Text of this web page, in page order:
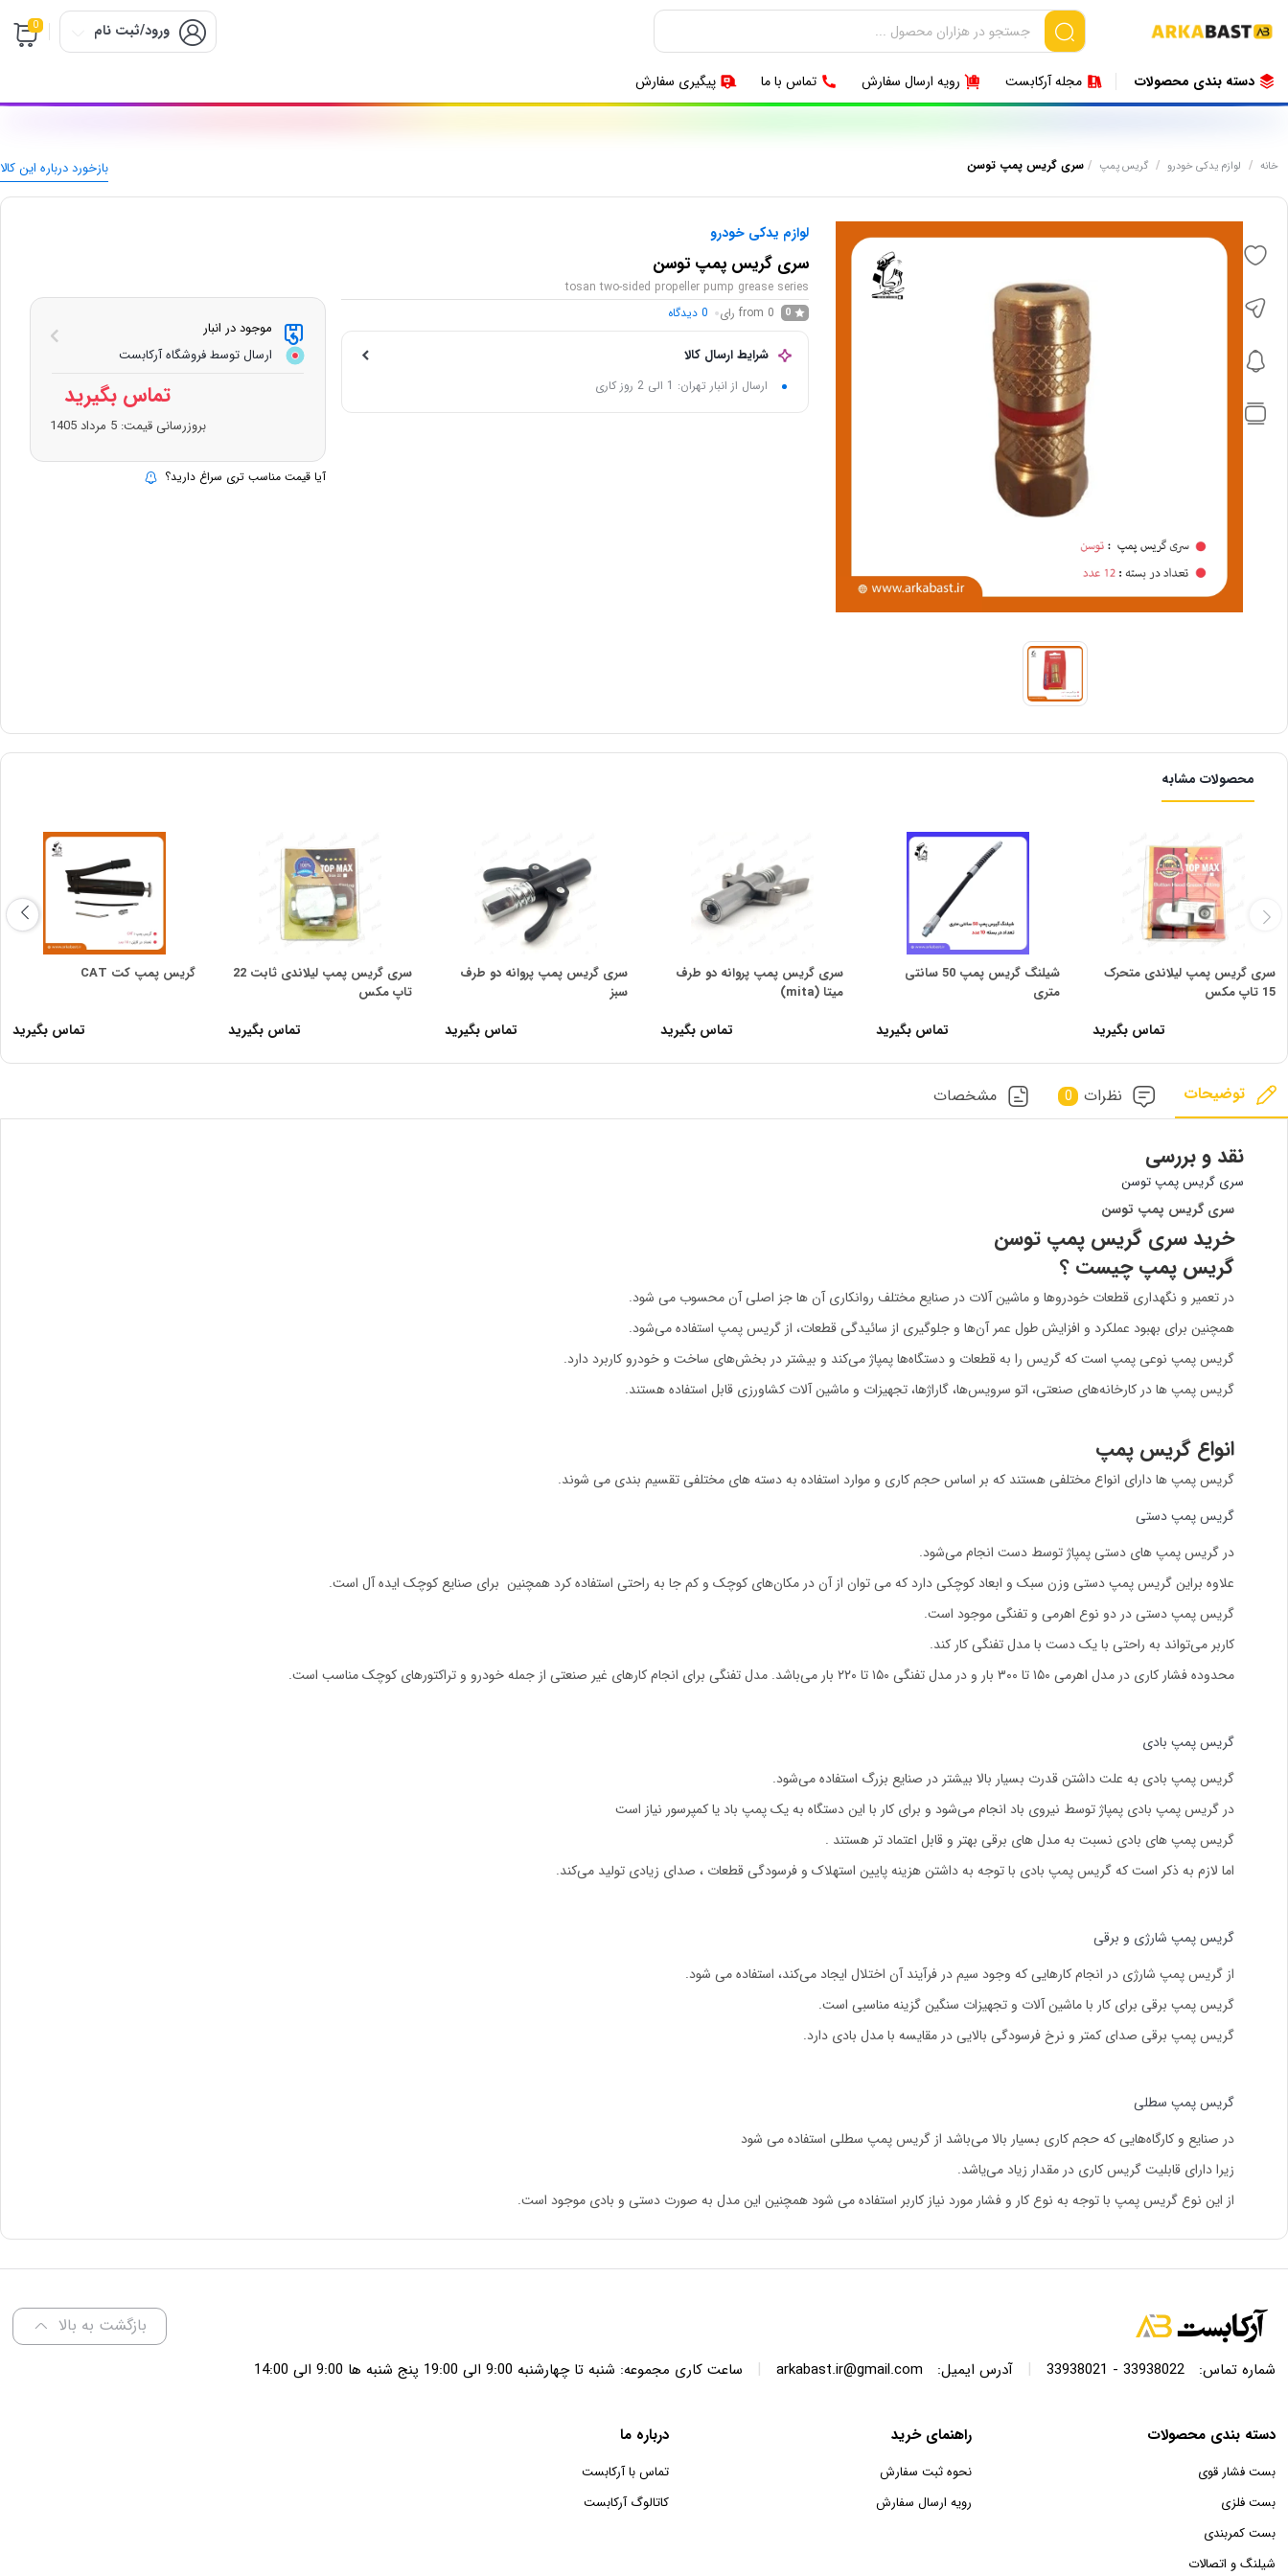
ورود/ثبت نام 0
دسته بندی محصولات مجله آرکابست رویه ارسال سفارش تماس با ما پیگیری سفارش
بازخورد درباره این کالا خانه / لوازم یدکی خودرو / گریس پمپ / سری گریس پمپ توسن
لوازم یدکی خودرو
سری گریس پمپ توسن
tosan two-sided propeller pump grease series
0 from 0 رای 0 دیدگاه
شرایط ارسال کالا
ارسال از انبار تهران: 1 الی 2 روز کاری
موجود در انبار
ارسال توسط فروشگاه آرکابست
تماس بگیرید
بروزرسانی قیمت: 5 مرداد 1405
آیا قیمت مناسب تری سراغ دارید؟
محصولات مشابه
سری گریس پمپ لیلاندی متحرک
15 تاپ مکس
تماس بگیرید
شیلنگ گریس پمپ 50 سانتی
متری
تماس بگیرید
سری گریس پمپ پروانه دو طرف
میتا (mita)
تماس بگیرید
سری گریس پمپ پروانه دو طرف
سبز
تماس بگیرید
سری گریس پمپ لیلاندی ثابت 22
تاپ مکس
تماس بگیرید
گریس پمپ کت CAT
تماس بگیرید
توضیحات نظرات 0 مشخصات
نقد و بررسی
سری گریس پمپ توسن
سری گریس پمپ توسن
خرید سری گریس پمپ توسن
گریس پمپ چیست ؟
در تعمیر و نگهداری قطعات خودروها و ماشین آلات در صنایع مختلف روانکاری آن ها جز اصلی آن محسوب می شود.
همچنین برای بهبود عملکرد و افزایش طول عمر آن‌ها و جلوگیری از سائیدگی قطعات، از گریس پمپ استفاده می‌شود.
گریس پمپ نوعی پمپ است که گریس را به قطعات و دستگاه‌ها پمپاژ می‌کند و بیشتر در بخش‌های ساخت و خودرو کاربرد دارد.
گریس پمپ‌ ها در کارخانه‌های صنعتی، اتو سرویس‌ها، گاراژها، تجهیزات و ماشین آلات کشاورزی قابل استفاده هستند.
انواع گریس پمپ
گریس پمپ‌ ها دارای انواع مختلفی هستند که بر اساس حجم کاری و موارد استفاده به دسته های مختلفی تقسیم بندی می شوند.
گریس پمپ دستی
در گریس پمپ های دستی پمپاژ توسط دست انجام می‌شود.
علاوه براین گریس پمپ دستی وزن سبک و ابعاد کوچکی دارد که می توان از آن در مکان‌های کوچک و کم جا به راحتی استفاده کرد همچنین برای صنایع کوچک ایده آل است.
گریس پمپ دستی در دو نوع اهرمی و تفنگی موجود است.
کاربر می‌تواند به راحتی با یک دست با مدل تفنگی کار کند.
محدوده فشار کاری در مدل اهرمی ۱۵۰ تا ۳۰۰ بار و در مدل تفنگی ۱۵۰ تا ۲۲۰ بار می‌باشد. مدل تفنگی برای انجام کارهای غیر صنعتی از جمله خودرو و تراکتورهای کوچک مناسب است.
گریس پمپ بادی
گریس پمپ بادی به علت داشتن قدرت بسیار بالا بیشتر در صنایع بزرگ استفاده می‌شود.
در گریس پمپ بادی پمپاژ توسط نیروی باد انجام می‌شود و برای کار با این دستگاه به یک پمپ باد یا کمپرسور نیاز است
گریس پمپ های بادی نسبت به مدل های برقی بهتر و قابل اعتماد تر هستند .
اما لازم به ذکر است که گریس پمپ بادی با توجه به داشتن هزینه پایین استهلاک و فرسودگی قطعات ، صدای زیادی تولید می‌کند.
گریس پمپ شارژی و برقی
از گریس پمپ شارژی در انجام کارهایی که وجود سیم در فرآیند آن اختلال ایجاد می‌کند، استفاده می شود.
گریس پمپ برقی برای کار با ماشین آلات و تجهیزات سنگین گزینه مناسبی است.
گریس پمپ برقی صدای کمتر و نرخ فرسودگی بالایی در مقایسه با مدل بادی دارد.
گریس پمپ سطلی
در صنایع و کارگاه‌هایی که حجم کاری بسیار بالا می‌باشد از گریس پمپ سطلی استفاده می شود
زیرا دارای قابلیت گریس کاری در مقدار زیاد می‌یاشد.
از این نوع گریس پمپ با توجه به نوع کار و فشار مورد نیاز کاربر استفاده می شود همچنین این مدل به صورت دستی و بادی موجود است.
بازگشت به بالا
شماره تماس: 33938022 - 33938021
| آدرس ایمیل: arkabast.ir@gmail.com
| ساعت کاری مجموعه: شنبه تا چهارشنبه 9:00 الی 19:00 پنج شنبه ها 9:00 الی 14:00
دسته بندی محصولات
بست فشار قوی
بست فلزی
بست کمربندی
شیلنگ و اتصالات
راهنمای خرید
نحوه ثبت سفارش
رویه ارسال سفارش
درباره ما
تماس با آرکابست
کاتالوگ آرکابست